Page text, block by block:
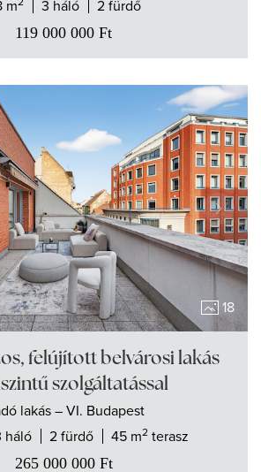
m
3 háló 2 fürdő
119 000 000 Ft
18
felújított belvárosi lakás
szolgáltatással
lakás– VI. Budapest
háló 2 fürdő 45 m2 terasz
265 000 000 Ft